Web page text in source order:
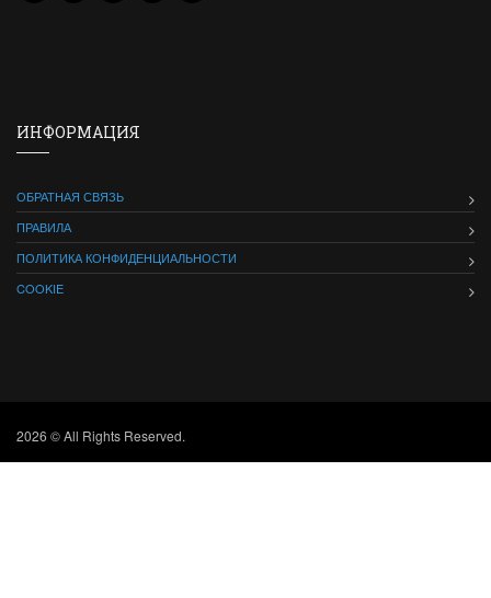
ИНФОРМАЦИЯ
ОБРАТНАЯ СВЯЗЬ
ПРАВИЛА
ПОЛИТИКА КОНФИДЕНЦИАЛЬНОСТИ
COOKIE
2026 © All Rights Reserved.